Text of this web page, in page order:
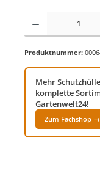
Produkt Anzahl: Gib
Produktnummer:
Mehr
komplette
Gartenwelt24!
Zum Fachshop →